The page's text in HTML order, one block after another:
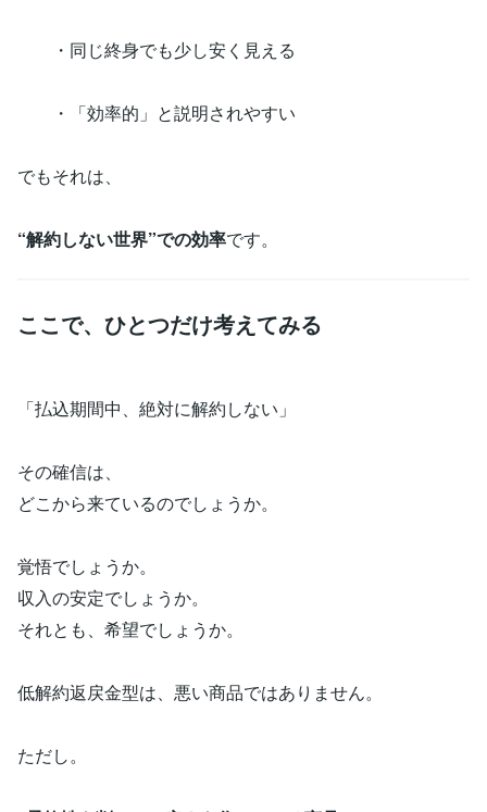
・同じ終身でも少し安く見える
・「効率的」と説明されやすい
でもそれは、
“解約しない世界”での効率です。
ここで、ひとつだけ考えてみる
「払込期間中、絶対に解約しない」
その確信は、
どこから来ているのでしょうか。
覚悟でしょうか。
収入の安定でしょうか。
それとも、希望でしょうか。
低解約返戻金型は、悪い商品ではありません。
ただし。